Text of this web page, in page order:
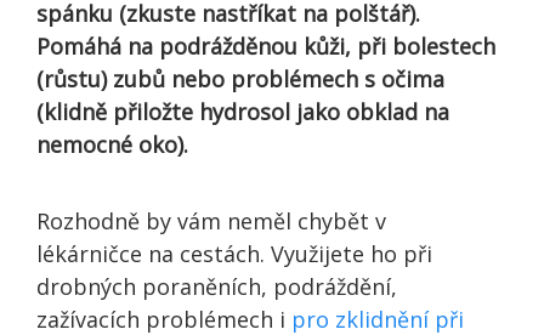
spánku (zkuste nastříkat na polštář).
Pomáhá na podrážděnou kůži, při bolestech
(růstu) zubů nebo problémech s očima
(klidně přiložte hydrosol jako obklad na
nemocné oko).
Rozhodně by vám neměl chybět v
lékárničce na cestách. Využijete ho při
drobných poraněních, podráždění,
zažívacích problémech i pro zklidnění při